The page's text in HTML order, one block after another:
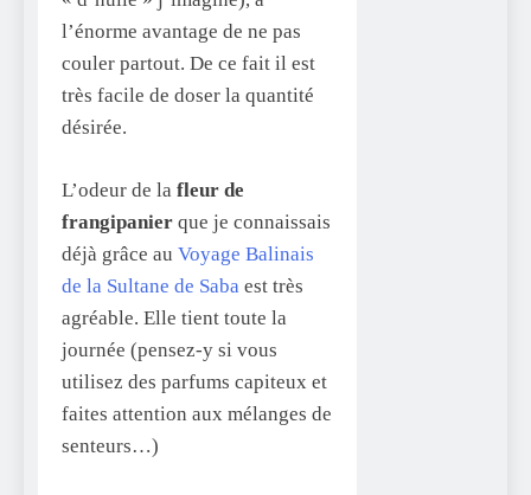
l’énorme avantage de ne pas
couler partout. De ce fait il est
très facile de doser la quantité
désirée.
L’odeur de la fleur de
frangipanier que je connaissais
déjà grâce au Voyage Balinais
de la Sultane de Saba est très
agréable. Elle tient toute la
journée (pensez-y si vous
utilisez des parfums capiteux et
faites attention aux mélanges de
senteurs…)